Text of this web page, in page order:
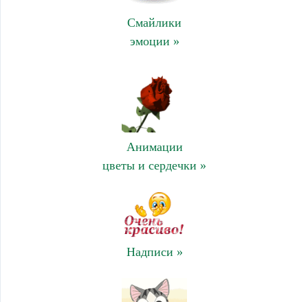
Смайлики
эмоции »
Анимации
цветы и сердечки »
Надписи »